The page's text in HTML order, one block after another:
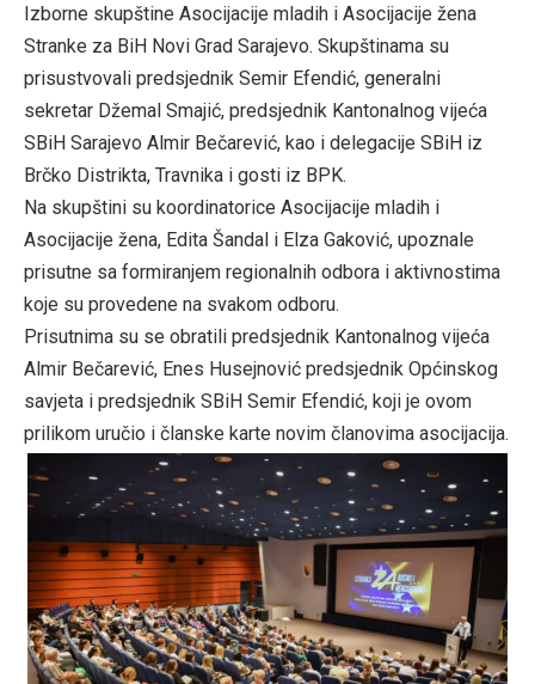
Izborne skupštine Asocijacije mladih i Asocijacije žena
Stranke za BiH Novi Grad Sarajevo. Skupštinama su
prisustvovali predsjednik Semir Efendić, generalni
sekretar Džemal Smajić, predsjednik Kantonalnog vijeća
SBiH Sarajevo Almir Bečarević, kao i delegacije SBiH iz
Brčko Distrikta, Travnika i gosti iz BPK.
Na skupštini su koordinatorice Asocijacije mladih i
Asocijacije žena, Edita Šandal i Elza Gaković, upoznale
prisutne sa formiranjem regionalnih odbora i aktivnostima
koje su provedene na svakom odboru.
Prisutnima su se obratili predsjednik Kantonalnog vijeća
Almir Bečarević, Enes Husejnović predsjednik Općinskog
savjeta i predsjednik SBiH Semir Efendić, koji je ovom
prilikom uručio i članske karte novim članovima asocijacija.